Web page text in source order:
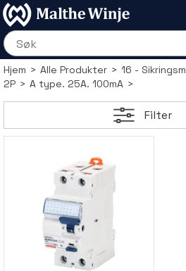
Hjem>Alle Produkter>16 -
2P>A type. 25A. 100mA>
Filter